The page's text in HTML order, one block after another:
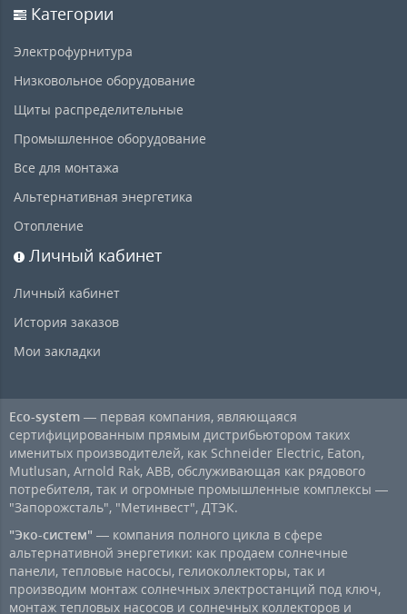
Категории
Электрофурнитура
Низковольное оборудование
Щиты распределительные
Промышленное оборудование
Все для монтажа
Альтернативная энергетика
Отопление
Личный кабинет
Личный кабинет
История заказов
Мои закладки
Eco-system — первая компания, являющаяся
сертифицированным прямым дистрибьютором таких
именитых производителей, как Schneider Electric, Eaton,
Mutlusan, Arnold Rak, ABB, обслуживающая как рядового
потребителя, так и огромные промышленные комплексы —
"Запорожсталь", "Метинвест", ДТЭК.
"Эко-систем" — компания полного цикла в сфере
альтернативной энергетики: как продаем солнечные
панели, тепловые насосы, гелиоколлекторы, так и
производим монтаж солнечных электростанций под ключ,
монтаж тепловых насосов и солнечных коллекторов и